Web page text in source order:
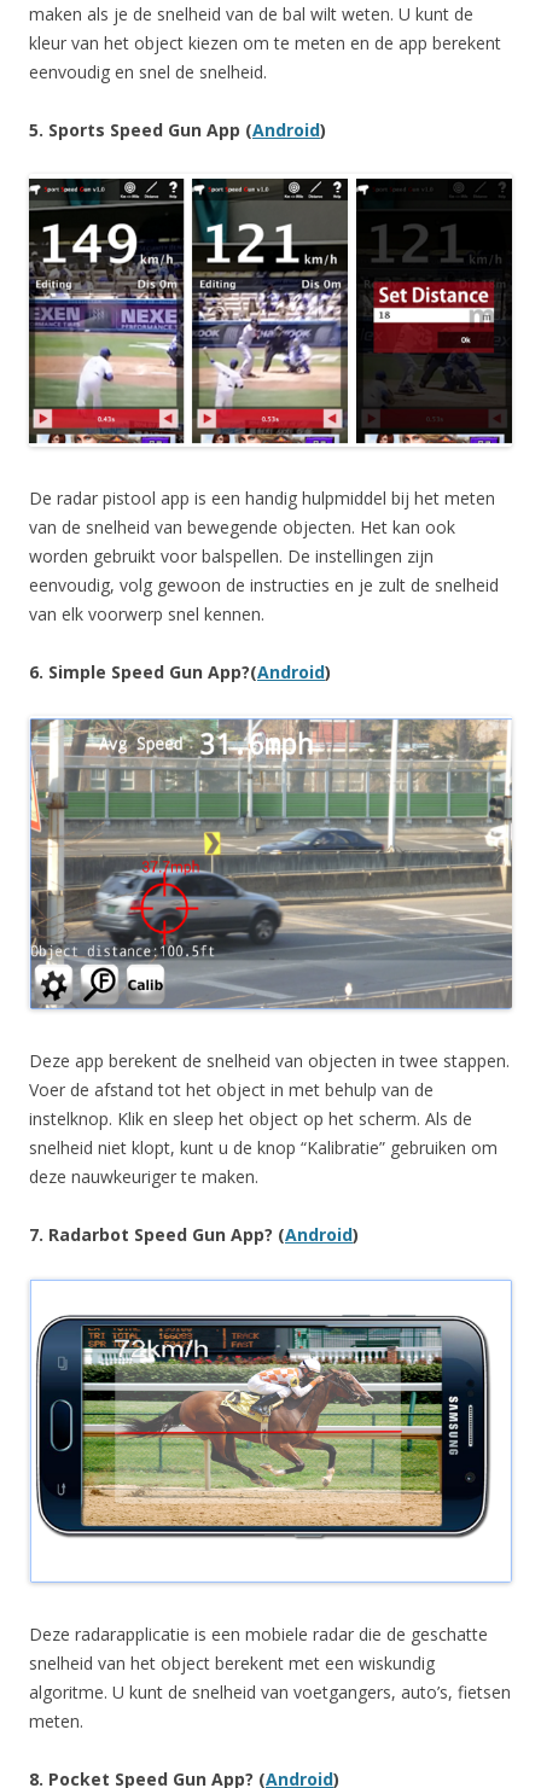
maken als je de snelheid van de bal wilt weten. U kunt de
kleur van het object kiezen om te meten en de app berekent
eenvoudig en snel de snelheid.
5. Sports Speed Gun App (Android)
De radar pistool app is een handig hulpmiddel bij het meten
van de snelheid van bewegende objecten. Het kan ook
worden gebruikt voor balspellen. De instellingen zijn
eenvoudig, volg gewoon de instructies en je zult de snelheid
van elk voorwerp snel kennen.
6. Simple Speed Gun App?(Android)
Deze app berekent de snelheid van objecten in twee stappen.
Voer de afstand tot het object in met behulp van de
instelknop. Klik en sleep het object op het scherm. Als de
snelheid niet klopt, kunt u de knop “Kalibratie” gebruiken om
deze nauwkeuriger te maken.
7. Radarbot Speed Gun App? (Android)
Deze radarapplicatie is een mobiele radar die de geschatte
snelheid van het object berekent met een wiskundig
algoritme. U kunt de snelheid van voetgangers, auto’s, fietsen
meten.
8. Pocket Speed Gun App? (Android)